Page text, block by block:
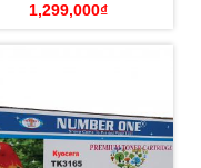
1,299,000₫